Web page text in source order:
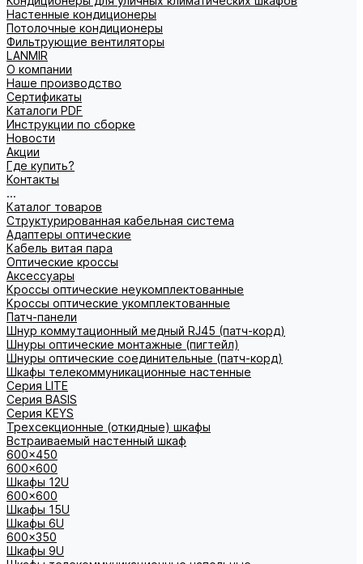
Настенные кондиционеры
Потолочные кондиционеры
Фильтрующие вентиляторы
LANMIR
О компании
Наше производство
Сертификаты
Каталоги PDF
Инструкции по сборке
Новости
Акции
Где купить?
Контакты
...
Каталог товаров
Структурированная кабельная система
Адаптеры оптические
Кабель витая пара
Оптические кроссы
Аксессуары
Кроссы оптические неукомплектованные
Кроссы оптические укомплектованные
Патч-панели
Шнур коммутационный медный RJ45 (патч-корд)
Шнуры оптические монтажные (пигтейл)
Шнуры оптические соединительные (патч-корд)
Шкафы телекоммуникационные настенные
Cерия LITE
Cерия BASIS
Cерия KEYS
Трехсекционные (откидные) шкафы
Встраиваемый настенный шкаф
600x450
600x600
Шкафы 12U
600x600
Шкафы 15U
Шкафы 6U
600x350
Шкафы 9U